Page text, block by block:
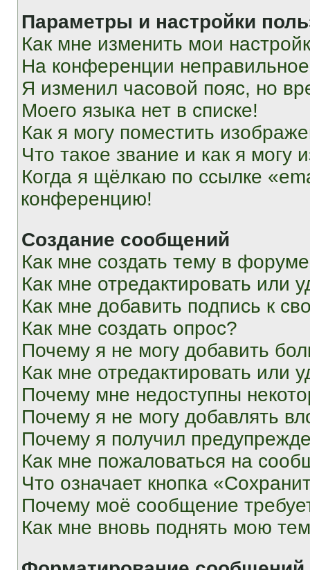
Параметры и настройки
Как мне изменить мои
На конференции
Я изменил часовой пояс, но
Моего языка нет в списке!
Как я могу поместить
Что такое звание и как я могу
Когда я щёлкаю по ссылке
конференцию!
Создание сообщений
Как мне создать тему в
Как мне отредактировать или
Как мне добавить подпись к
Как мне создать опрос?
Почему я не могу добавить
Как мне отредактировать или
Почему мне недоступны
Почему я не могу добавлять
Почему я получил
Как мне пожаловаться на
Что означает кнопка
Почему моё сообщение
Как мне вновь поднять мою